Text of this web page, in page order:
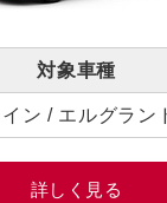
対象車種
ン / エルグラン
詳しく見る